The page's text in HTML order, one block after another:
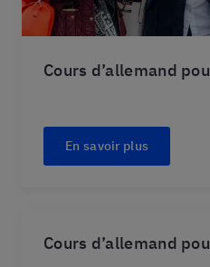
Cours d’allemand
En savoir plus
Cours d’allemand